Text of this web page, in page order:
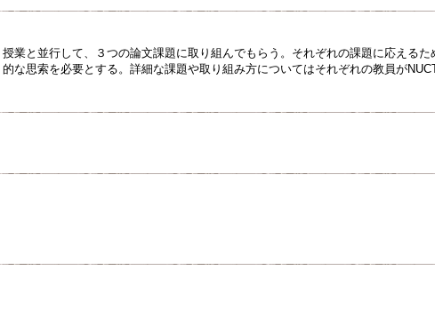
授業と並行して、３つの論文課題に取り組んでもらう。それぞれの課題に応える
的な思索を必要とする。詳細な課題や取り組み方についてはそれぞれの教員が